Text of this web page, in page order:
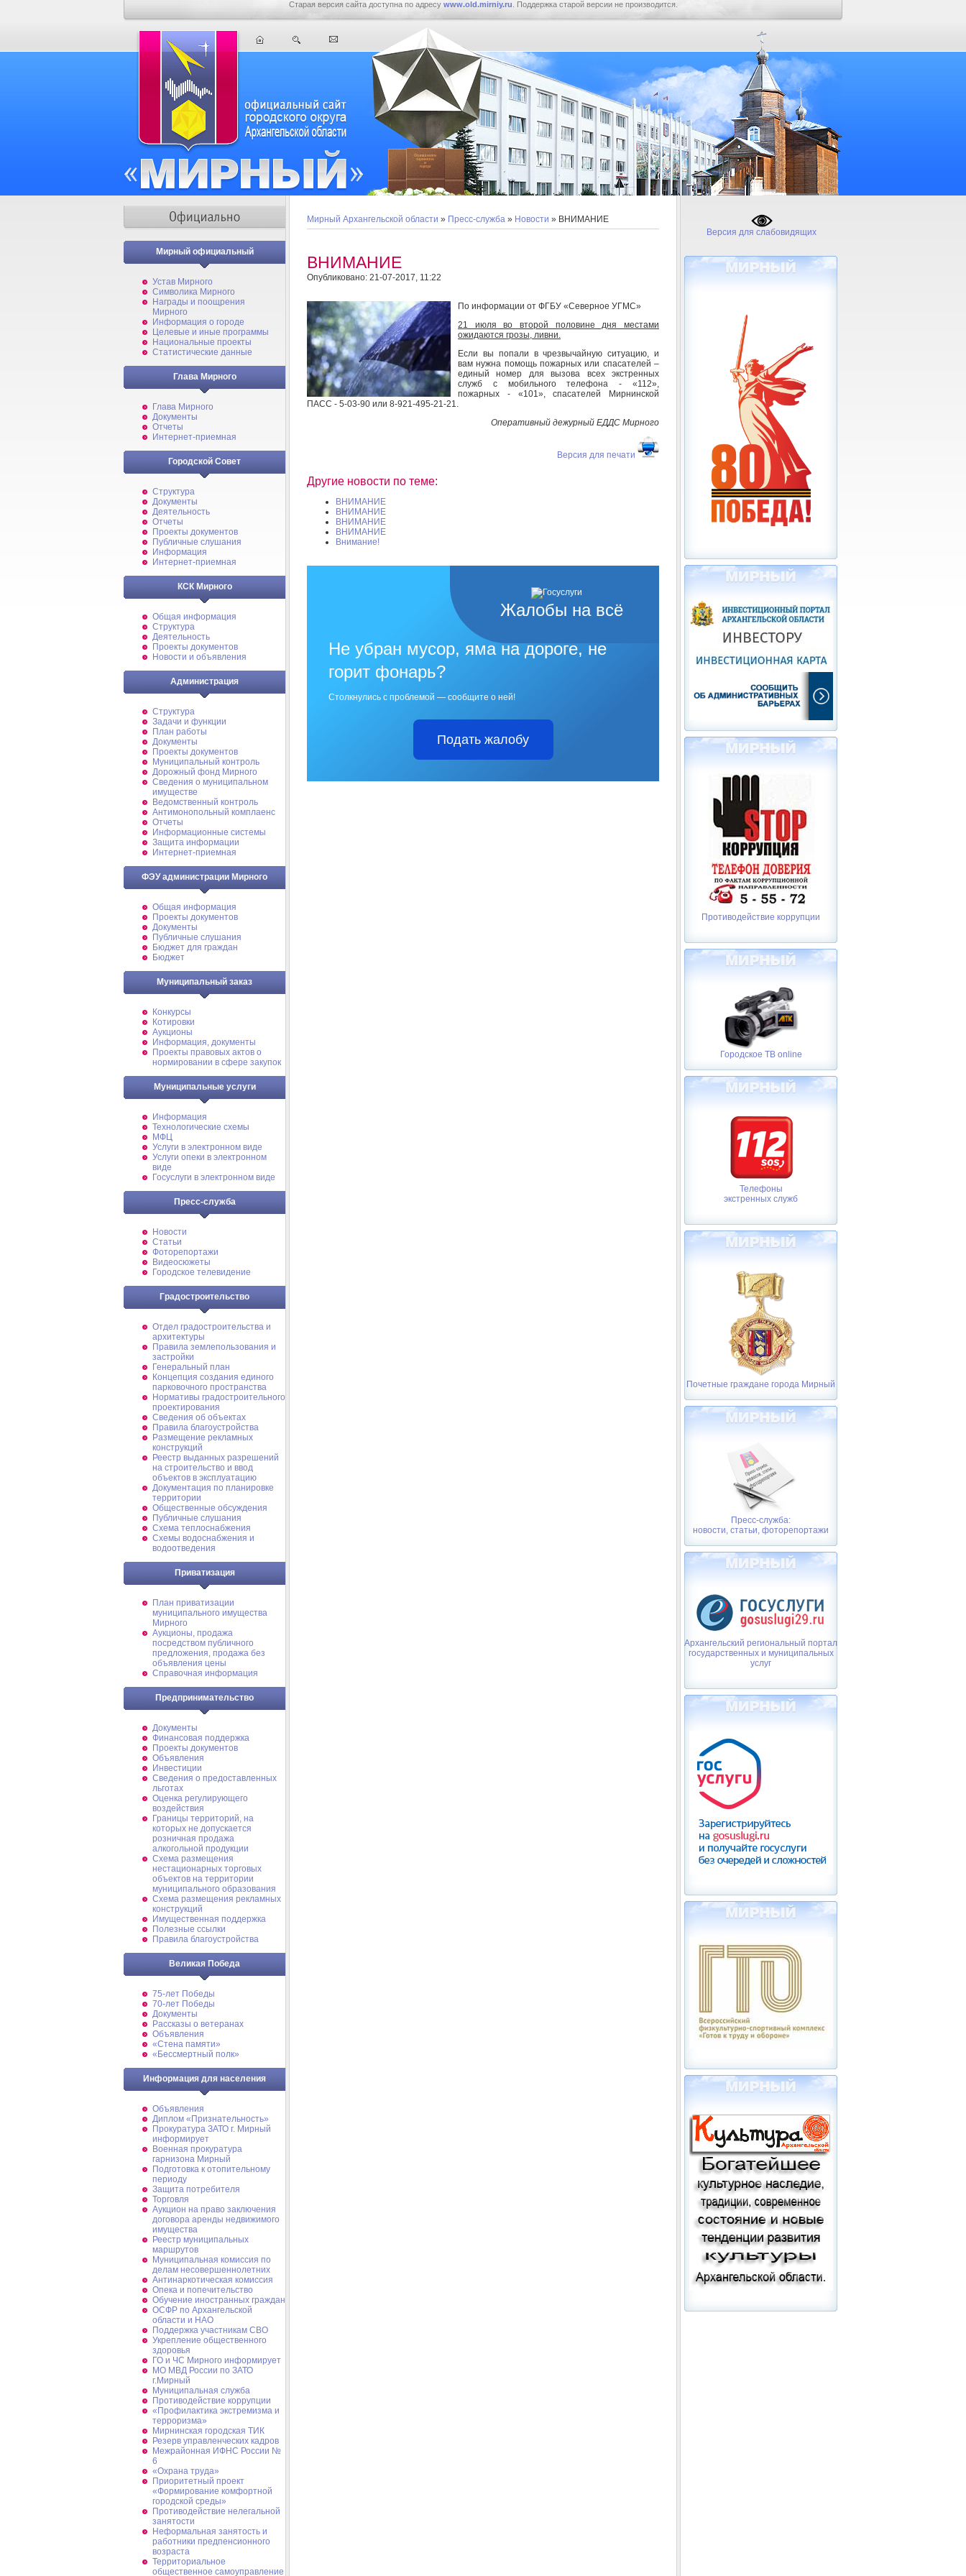
Старая версия сайта доступна по адресу www.old.mirniy.ru . Поддержка старой версии не производится.
Мирный официальный
Устав Мирного
Символика Мирного
Награды и поощрения
Мирного
Информация о городе
Целевые и иные программы
Национальные проекты
Статистические данные
Глава Мирного
Глава Мирного
Документы
Отчеты
Интернет-приемная
Городской Совет
Структура
Документы
Деятельность
Отчеты
Проекты документов
Публичные слушания
Информация
Интернет-приемная
КСК Мирного
Общая информация
Структура
Деятельность
Проекты документов
Новости и объявления
Администрация
Структура
Задачи и функции
План работы
Документы
Проекты документов
Муниципальный контроль
Дорожный фонд Мирного
Cведения о муниципальном
имуществе
Ведомственный контроль
Антимонопольный комплаенс
Отчеты
Информационные системы
Защита информации
Интернет-приемная
ФЭУ администрации Мирного
Общая информация
Проекты документов
Документы
Публичные слушания
Бюджет для граждан
Бюджет
Муниципальный заказ
Конкурсы
Котировки
Аукционы
Информация, документы
Проекты правовых актов о
нормировании в сфере закупок
Муниципальные услуги
Информация
Технологические схемы
МФЦ
Услуги в электронном виде
Услуги опеки в электронном
виде
Госуслуги в электронном виде
Пресс-служба
Новости
Статьи
Фоторепортажи
Видеосюжеты
Городское телевидение
Градостроительство
Отдел градостроительства и
архитектуры
Правила землепользования и
застройки
Генеральный план
Концепция создания единого
парковочного пространства
Нормативы градостроительного
проектирования
Сведения об объектах
Правила благоустройства
Размещение рекламных
конструкций
Реестр выданных разрешений
на строительство и ввод
объектов в эксплуатацию
Документация по планировке
территории
Общественные обсуждения
Публичные слушания
Схема теплоснабжения
Схемы водоснабжения и
водоотведения
Приватизация
План приватизации
муниципального имущества
Мирного
Аукционы, продажа
посредством публичного
предложения, продажа без
объявления цены
Справочная информация
Предпринимательство
Документы
Финансовая поддержка
Проекты документов
Объявления
Инвестиции
Сведения о предоставленных
льготах
Оценка регулирующего
воздействия
Границы территорий, на
которых не допускается
розничная продажа
алкогольной продукции
Схема размещения
нестационарных торговых
объектов на территории
муниципального образования
Схема размещения рекламных
конструкций
Имущественная поддержка
Полезные ссылки
Правила благоустройства
Великая Победа
75-лет Победы
70-лет Победы
Документы
Рассказы о ветеранах
Объявления
«Стена памяти»
«Бессмертный полк»
Информация для населения
Объявления
Диплом «Признательность»
Прокуратура ЗАТО г. Мирный
информирует
Военная прокуратура
гарнизона Мирный
Подготовка к отопительному
периоду
Защита потребителя
Торговля
Аукцион на право заключения
договора аренды недвижимого
имущества
Реестр муниципальных
маршрутов
Муниципальная комиссия по
делам несовершеннолетних
Антинаркотическая комиссия
Опека и попечительство
Обучение иностранных граждан
ОСФР по Архангельской
области и НАО
Поддержка участникам СВО
Укрепление общественного
здоровья
ГО и ЧС Мирного информирует
МО МВД России по ЗАТО
г.Мирный
Муниципальная cлужба
Противодействие коррупции
«Профилактика экстремизма и
терроризма»
Мирнинская городская ТИК
Резерв управленческих кадров
Межрайонная ИФНС России №
6
«Охрана труда»
Приоритетный проект
«Формирование комфортной
городской среды»
Противодействие нелегальной
занятости
Неформальная занятость и
работники предпенсионного
возраста
Территориальное
общественное самоуправление
Мирный Архангельской области » Пресс-служба » Новости » ВНИМАНИЕ
ВНИМАНИЕ
Опубликовано: 21-07-2017, 11:22
По информации от ФГБУ «Северное УГМС»
21 июля во второй половине дня местами
ожидаются грозы, ливни.
Если вы попали в чрезвычайную ситуацию, и
вам нужна помощь пожарных или спасателей –
единый номер для вызова всех экстренных
служб с мобильного телефона - «112»,
пожарных - «101», спасателей Мирнинской
ПАСС - 5-03-90 или 8-921-495-21-21.
Оперативный дежурный ЕДДС Мирного
Версия для печати
Другие новости по теме:
ВНИМАНИЕ
ВНИМАНИЕ
ВНИМАНИЕ
ВНИМАНИЕ
Внимание!
Жалобы на всё
Не убран мусор, яма на дороге, не
горит фонарь?
Столкнулись с проблемой — сообщите о ней!
Подать жалобу
Версия для слабовидящих
Противодействие коррупции
Городское ТВ online
Телефоны
экстренных служб
Почетные граждане города Мирный
Пресс-служба:
новости, статьи, фоторепортажи
Архангельский региональный портал
государственных и муниципальных
услуг